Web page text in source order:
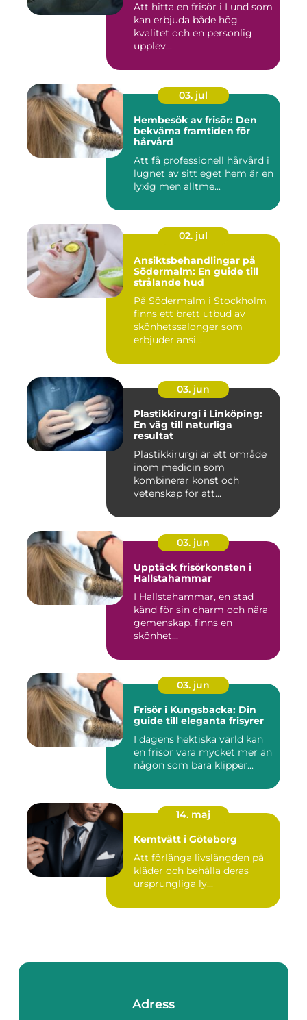
Att hitta en frisör i Lund som
kan erbjuda både hög
kvalitet och en personlig
upplev...
03. jul
Hembesök av frisör: Den
bekväma framtiden för
hårvård
Att få professionell hårvård i
lugnet av sitt eget hem är en
lyxig men alltme...
02. jul
Ansiktsbehandlingar på
Södermalm: En guide till
strålande hud
På Södermalm i Stockholm
finns ett brett utbud av
skönhetssalonger som
erbjuder ansi...
03. jun
Plastikkirurgi i Linköping:
En väg till naturliga
resultat
Plastikkirurgi är ett område
inom medicin som
kombinerar konst och
vetenskap för att...
03. jun
Upptäck frisörkonsten i
Hallstahammar
I Hallstahammar, en stad
känd för sin charm och nära
gemenskap, finns en
skönhet...
03. jun
Frisör i Kungsbacka: Din
guide till eleganta frisyrer
I dagens hektiska värld kan
en frisör vara mycket mer än
någon som bara klipper...
14. maj
Kemtvätt i Göteborg
Att förlänga livslängden på
kläder och behålla deras
ursprungliga ly...
Adress